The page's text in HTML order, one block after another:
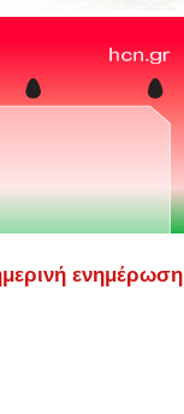
ενημέρωση